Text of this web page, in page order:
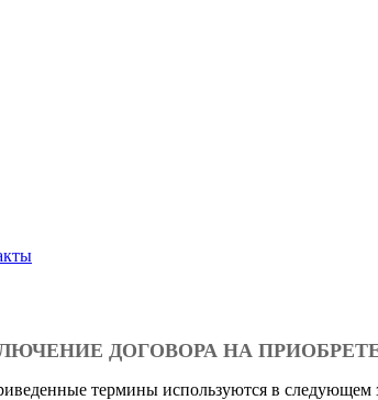
ДОГОВОРА НА
термины используются в следующем